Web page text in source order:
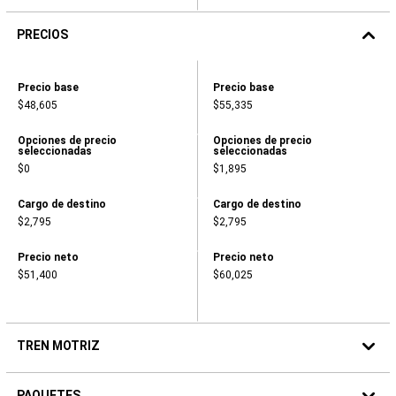
PRECIOS
3500
TRADESMAN®
CHASSIS
CAB
4X2
60"
CA
RAM
3500
BIG
CHASSIS
REGULAR
CAB
Precios,
Precio
base,
$48,605
Precio base
$48,605
Precios,
Precio
base,
$55,335
Precio base
$55,335
Precios,
Opciones
de
precio
,
$0
Opciones de precio
seleccionadas
$0
Precios,
Opciones
de
precio
,
$1,895
Opciones de precio
seleccionadas
$1,895
Precios,
Cargo
de
,
$2,795
Cargo de destino
$2,795
Precios,
Cargo
de
,
$2,795
Cargo de destino
$2,795
Precios,
Precio
neto,
Precio neto
$51,400
Precios,
Precio
neto,
Precio neto
$60,025
TREN MOTRIZ